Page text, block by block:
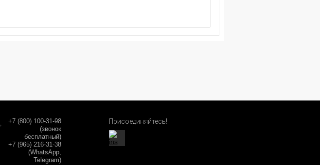
Присоединяйтесь!
+7 (800) 100-31-98
(звонок
бесплатный)
+7 (965) 216-31-38
(WhatsApp,
Telegram)